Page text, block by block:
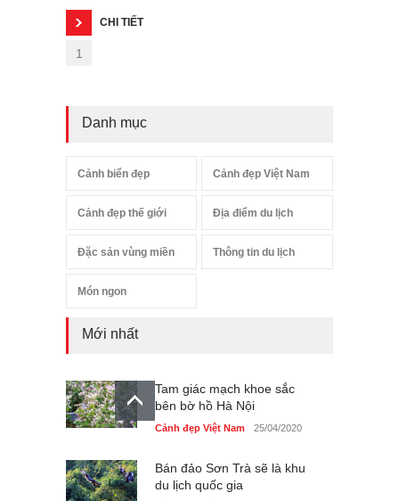
CHI TIẾT
1
Danh mục
Cảnh biển đẹp Cảnh đẹp Việt Nam
Cảnh đẹp thế giới Địa điểm du lịch
Đặc sản vùng miền Thông tin du lịch
Món ngon
Mới nhất
Tam giác mạch khoe sắc
bên bờ hồ Hà Nội
Cảnh đẹp Việt Nam 25/04/2020
Bán đảo Sơn Trà sẽ là khu
du lịch quốc gia